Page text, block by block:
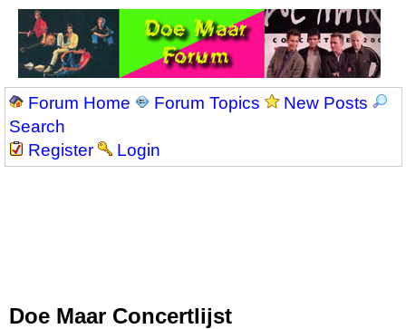
Forum Home Forum Topics
New Posts
Search
Register
Login
Doe Maar Concertlijst